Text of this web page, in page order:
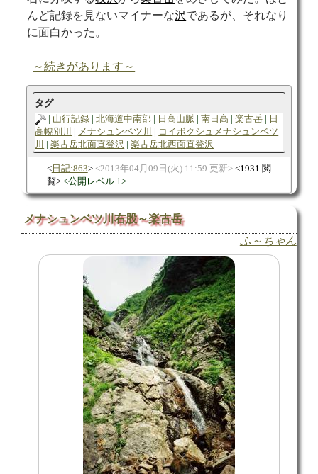
んど記録を見ないマイナーな沢であるが、それなり
に面白かった。
～続きがあります～
タグ
山行記録
北海道中南部 日高山脈 南日高 楽古岳
日
高幌別川
メナシュンベツ川
コイボクシュメナシュンベツ
川
楽古岳北面直登沢 楽古岳北西面直登沢
日記:863 2013年04月09日(火) 11:59 更新
1931 閲
覧
公開レベル 1
メナシュンベツ川右股～楽古岳
ふ～ちゃん